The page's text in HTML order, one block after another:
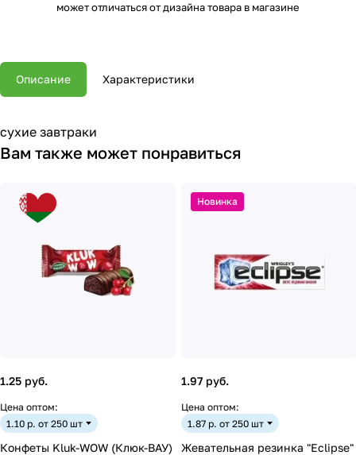
может отличаться от дизайна товара в магазине
Описание Характеристики
сухие завтраки
Вам также может понравиться
1.25 руб.
Цена оптом:
1.10 р. от 250 шт
Конфеты Kluk-WOW (Клюк-ВАУ)
Новинка
1.97 руб.
Цена оптом:
1.87 р. от 250 шт
Жевательная резинка "Eclipse"